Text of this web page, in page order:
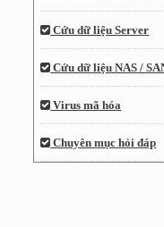
Cứu dữ liệu Server
Cứu dữ liệu NAS /
Virus mã hóa
Chuyên mục hỏi đáp